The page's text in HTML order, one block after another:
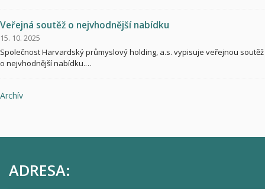
Veřejná soutěž o nejvhodnější nabídku
15. 10. 2025
Společnost Harvardský průmyslový holding, a.s. vypisuje veřejnou soutěž
o nejvhodnější nabídku.…
Archív
ADRESA: